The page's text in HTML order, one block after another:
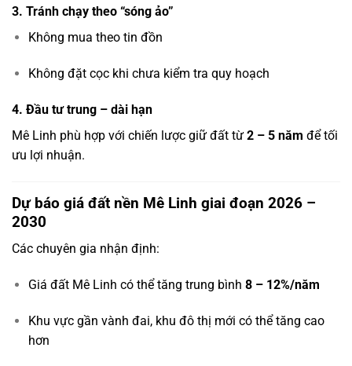
3. Tránh chạy theo “sóng ảo”
Không mua theo tin đồn
Không đặt cọc khi chưa kiểm tra quy hoạch
4. Đầu tư trung – dài hạn
Mê Linh phù hợp với chiến lược giữ đất từ 2 – 5 năm để tối
ưu lợi nhuận.
Dự báo giá đất nền Mê Linh giai đoạn 2026 –
2030
Các chuyên gia nhận định:
Giá đất Mê Linh có thể tăng trung bình 8 – 12%/năm
Khu vực gần vành đai, khu đô thị mới có thể tăng cao
hơn